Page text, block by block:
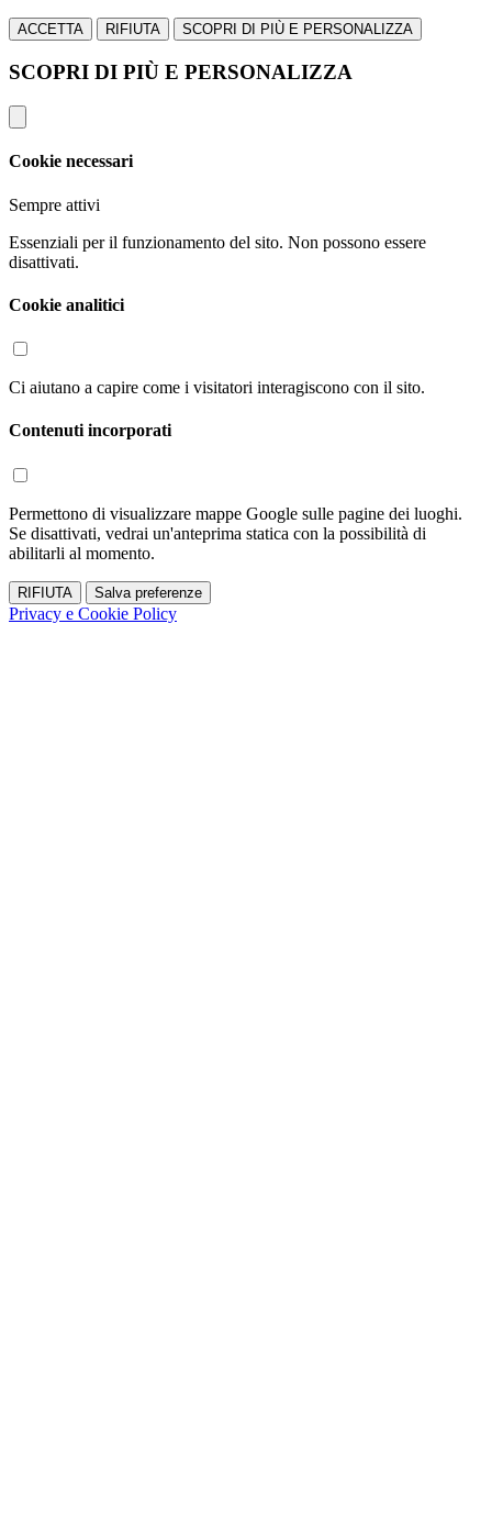
ACCETTA RIFIUTA SCOPRI DI PIÙ E PERSONALIZZA
SCOPRI DI PIÙ E PERSONALIZZA
Cookie necessari
Sempre attivi
Essenziali per il funzionamento del sito. Non possono essere
disattivati.
Cookie analitici
Ci aiutano a capire come i visitatori interagiscono con il sito.
Contenuti incorporati
Permettono di visualizzare mappe Google sulle pagine dei luoghi.
Se disattivati, vedrai un'anteprima statica con la possibilità di
abilitarli al momento.
RIFIUTA Salva preferenze
Privacy e Cookie Policy